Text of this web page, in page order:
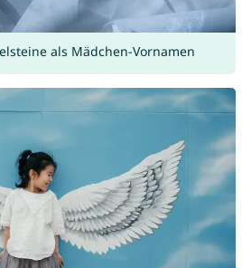
als Mädchen-Vornamen